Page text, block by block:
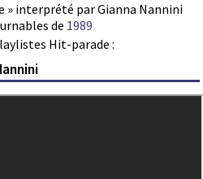
» interprété par Gianna Nannini
de 1989
Hit-parade :